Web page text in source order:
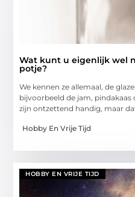
Wat kunt u eigenlijk wel
potje?
We kennen ze allemaal, de
bijvoorbeeld de jam,
zijn ontzettend handig, maar
Hobby En Vrije Tijd
HOBBY EN VRIJE TIJD